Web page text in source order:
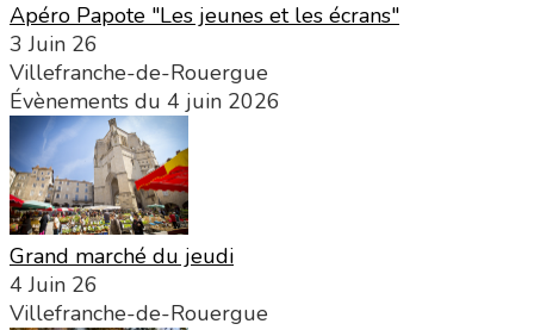
Apéro Papote "Les jeunes et les écrans"
3 Juin 26
Villefranche-de-Rouergue
Évènements du 4 juin 2026
Grand marché du jeudi
4 Juin 26
Villefranche-de-Rouergue